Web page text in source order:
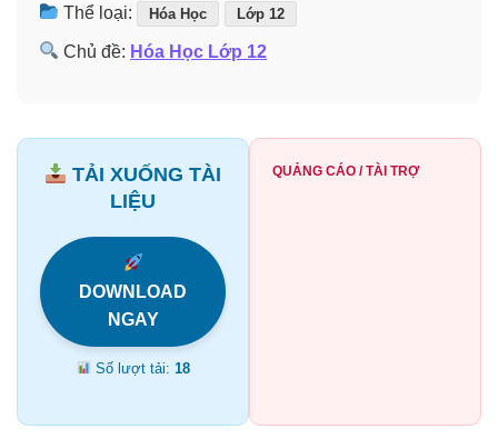
Thể loại: Hóa Học Lớp 12
Chủ đề: Hóa Học Lớp 12
TẢI XUỐNG TÀI
LIỆU
DOWNLOAD
NGAY
Số lượt tải: 18
QUẢNG CÁO / TÀI TRỢ